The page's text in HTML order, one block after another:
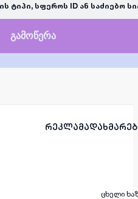
ტიპი, სფეროს ID ან საძიებო
გამოწერა
რეკლამა
ცხელი